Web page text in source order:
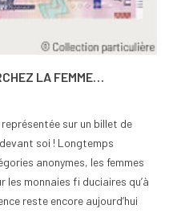
LA FEMME…
sur un billet de
soi ! Longtemps
anonymes, les femmes
les monnaies fi duciaires qu’à
reste encore aujourd’hui